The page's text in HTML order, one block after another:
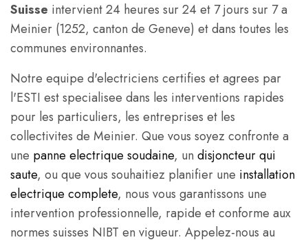
Suisse intervient 24 heures sur 24 et 7 jours sur 7 a
Meinier (1252, canton de Geneve) et dans toutes les
communes environnantes.
Notre equipe d'electriciens certifies et agrees par
l'ESTI est specialisee dans les interventions rapides
pour les particuliers, les entreprises et les
collectivites de Meinier. Que vous soyez confronte a
une panne electrique soudaine, un disjoncteur qui
saute, ou que vous souhaitiez planifier une installation
electrique complete, nous vous garantissons une
intervention professionnelle, rapide et conforme aux
normes suisses NIBT en vigueur. Appelez-nous au